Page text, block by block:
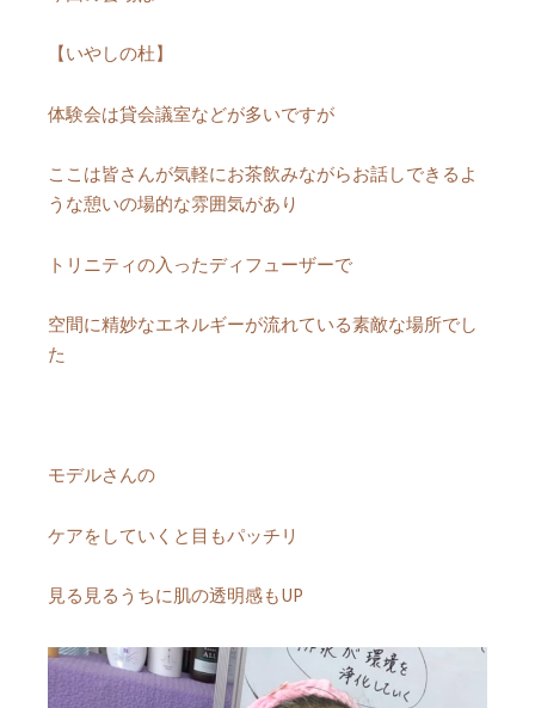
【いやしの杜】
体験会は貸会議室などが多いですが
ここは皆さんが気軽にお茶飲みながらお話しできるよ
うな憩いの場的な雰囲気があり
トリニティの入ったディフューザーで
空間に精妙なエネルギーが流れている素敵な場所でし
た
モデルさんの
ケアをしていくと目もパッチリ
見る見るうちに肌の透明感もUP